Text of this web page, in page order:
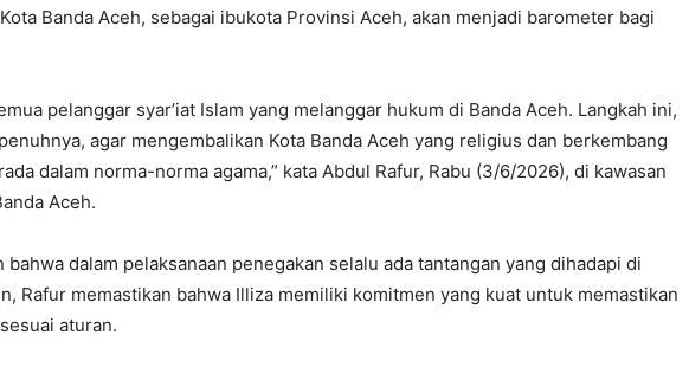
Banda Aceh, sebagai ibukota Provinsi Aceh, akan menjadi barometer bagi
pelanggar syar’iat Islam yang melanggar hukum di Banda Aceh. Langkah ini,
agar mengembalikan Kota Banda Aceh yang religius dan berkembang
dalam norma-norma agama,” kata Abdul Rafur, Rabu (3/6/2026), di kawasan
Aceh.
bahwa dalam pelaksanaan penegakan selalu ada tantangan yang dihadapi di
Rafur memastikan bahwa Illiza memiliki komitmen yang kuat untuk memastikan
aturan.